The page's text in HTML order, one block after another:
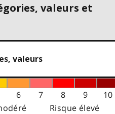
valeurs et
valeurs
6 7 8 9
10
Risque élevé